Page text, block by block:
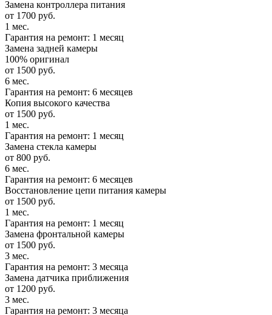
Замена контроллера питания
от 1700 руб.
1 мес.
Гарантия на ремонт: 1 месяц
Замена задней камеры
100% оригинал
от 1500 руб.
6 мес.
Гарантия на ремонт: 6 месяцев
Копия высокого качества
от 1500 руб.
1 мес.
Гарантия на ремонт: 1 месяц
Замена стекла камеры
от 800 руб.
6 мес.
Гарантия на ремонт: 6 месяцев
Восстановление цепи питания камеры
от 1500 руб.
1 мес.
Гарантия на ремонт: 1 месяц
Замена фронтальной камеры
от 1500 руб.
3 мес.
Гарантия на ремонт: 3 месяца
Замена датчика приближения
от 1200 руб.
3 мес.
Гарантия на ремонт: 3 месяца